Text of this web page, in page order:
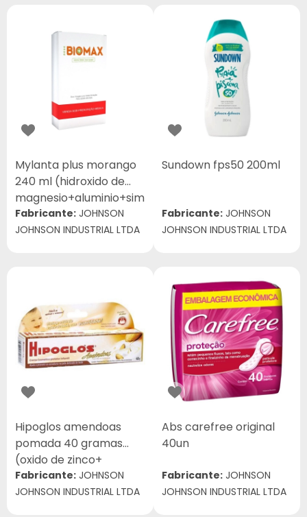
Mylanta plus morango
240 ml (hidroxido de
magnesio+aluminio+sim
eticona)
Fabricante: JOHNSON
JOHNSON INDUSTRIAL LTDA
Sundown fps50 200ml
Fabricante: JOHNSON
JOHNSON INDUSTRIAL LTDA
Hipoglos amendoas
pomada 40 gramas
(oxido de zinco+
colecalciferol+
retinol+amendoas)
Fabricante: JOHNSON
JOHNSON INDUSTRIAL LTDA
Abs carefree original
40un
Fabricante: JOHNSON
JOHNSON INDUSTRIAL LTDA